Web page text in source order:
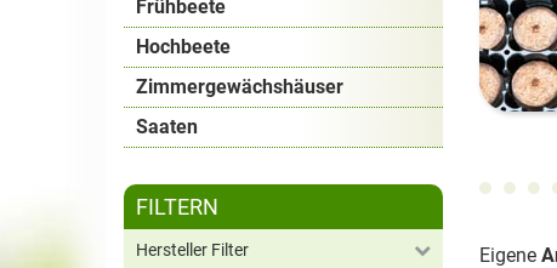
Frühbeete
Hochbeete
Zimmergewächshäuser
Saaten
FILTERN
Hersteller Filter Eigene